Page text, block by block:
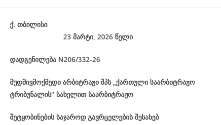
ქ. თბილისი
23 მარტი, 2026 წელი
დადგენილება N206/332-26
მუდმივმოქმედი არბიტრაჟი შპს „ქართული საარბიტრაჟო
ტრიბუნალის“ სახელით საარბიტრაჟო
შეტყობინების საჯაროდ გავრცელების შესახებ